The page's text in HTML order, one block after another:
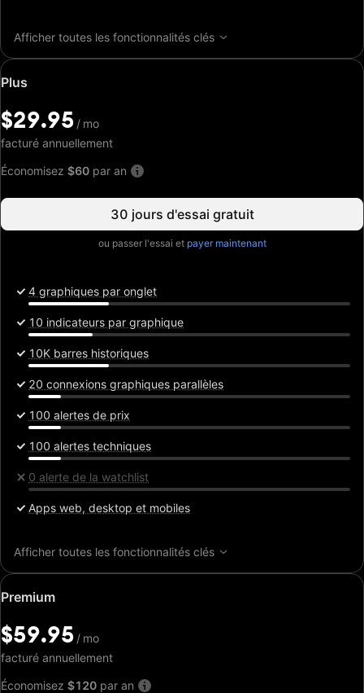
Afficher toutes les fonctionnalités clés
Plus
Prix
spécial:
$29.95
/
mo
$29.95 / mo
facturé annuellement
Économisez $60 par an
30 jours d'essai gratuit
ou passer l'essai et payer maintenant
4 graphiques par onglet
10 indicateurs par graphique
10K barres historiques
20 connexions graphiques parallèles
100 alertes de prix
100 alertes techniques
0 alerte de la watchlist
Apps web, desktop et mobiles
Afficher toutes les fonctionnalités clés
Premium
Prix
$59.95
/
mo
$59.95 / mo
facturé annuellement
Économisez $120 par an